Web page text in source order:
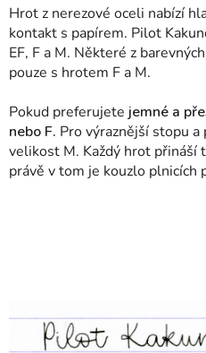
Hrot z nerezové oceli nabízí
kontakt s papírem. Pilot
EF, F a M. Některé z
pouze s hrotem F a M.
Pokud preferujete jemné a
nebo F. Pro výraznější stopu
velikost M. Každý hrot přináší
právě v tom je kouzlo plnicích